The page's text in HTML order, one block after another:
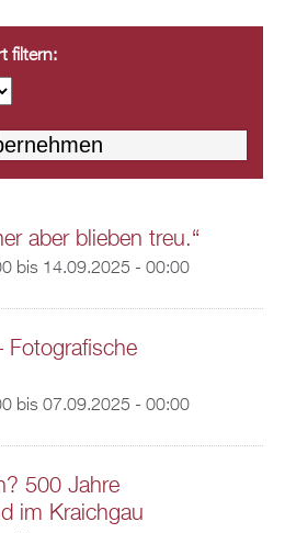
filtern:
aber blieben treu.“
bis 14.09.2025 - 00:00
Fotografische
bis 07.09.2025 - 00:00
500 Jahre
im Kraichgau